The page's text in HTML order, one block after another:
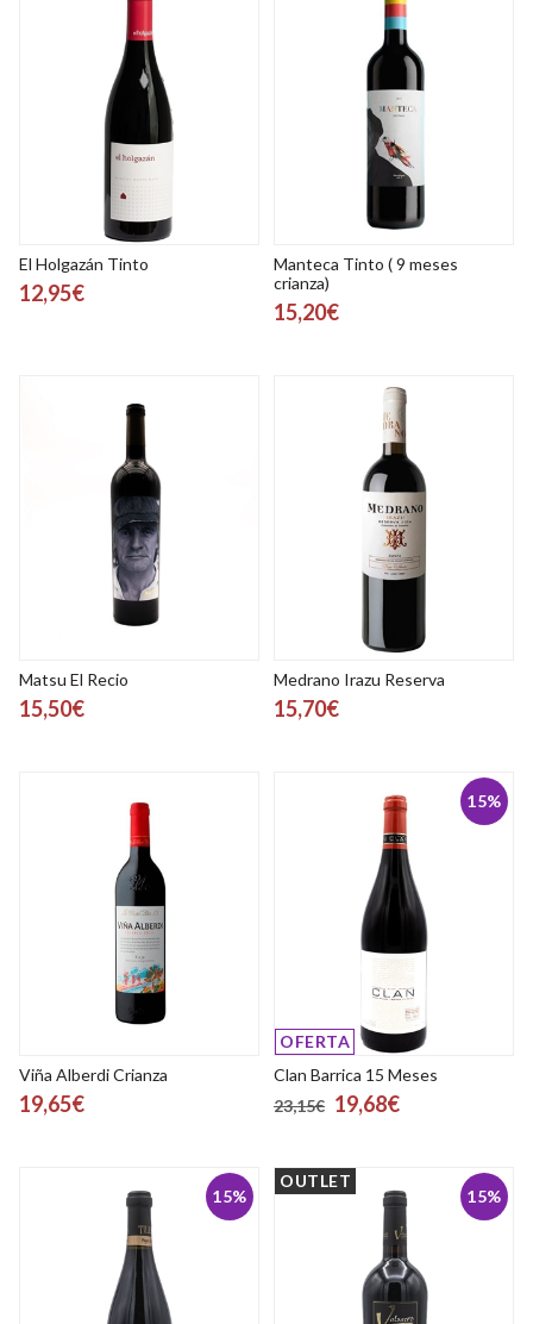
El Holgazán Tinto
12,95€
Manteca Tinto ( 9 meses
crianza)
15,20€
Matsu El Recio
15,50€
Medrano Irazu Reserva
15,70€
Viña Alberdi Crianza
19,65€
15%
OFERTA
Clan Barrica 15 Meses
23,15€ 19,68€
15% 15%
OUTLET